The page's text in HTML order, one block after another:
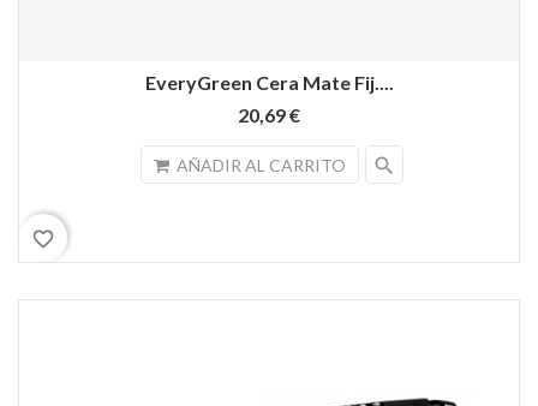
EveryGreen Cera Mate Fij....
20,69 €
AÑADIR AL CARRITO search
favorite_border